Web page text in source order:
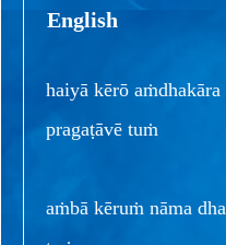
English
haiyā kērō
pragaṭāvē tuṁ
aṁbā kēruṁ nāma